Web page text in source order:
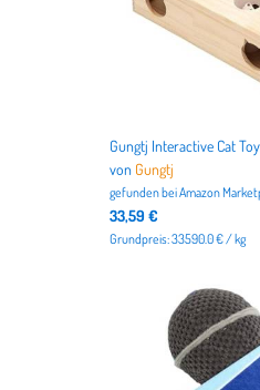
von Gungtj
gefunden beiAmazon
33,59 €
Grundpreis: 33590.0 € / kg